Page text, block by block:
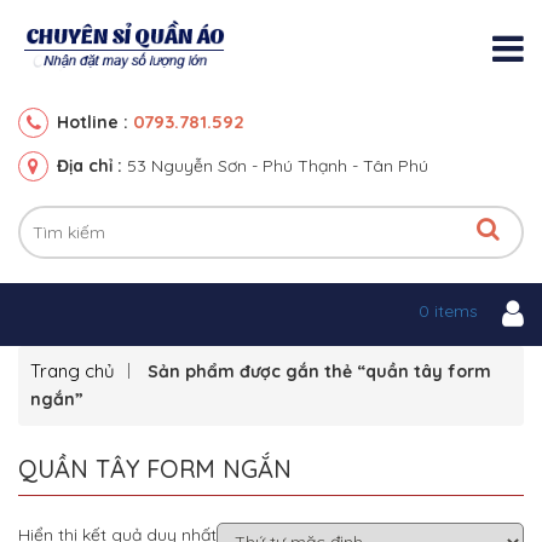
Hotline : 0793.781.592
Địa chỉ : 53 Nguyễn Sơn - Phú Thạnh - Tân Phú
0 items
Trang chủ
Sản phẩm được gắn thẻ “quần tây form
ngắn”
QUẦN TÂY FORM NGẮN
Hiển thị kết quả duy nhất